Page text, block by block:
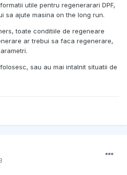
utile pentru regenerarari DPF,
sa ajute masina on the long run.
toate conditiile de regeneare
ar trebui sa faca regenerare,
sau au mai intalnit situatii de